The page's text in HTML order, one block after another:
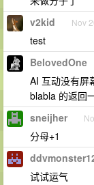
v2kid Nov
test
BelovedOne
AI 互动没有屏
blabla 的返回
sneijher
分母+1
试试运气